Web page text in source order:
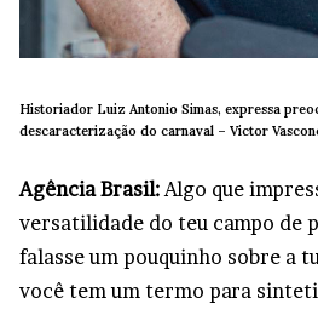
Historiador Luiz Antonio Simas, expressa
descaracterização do carnaval – Victor
Agência Brasil: Algo que
versatilidade do teu campo de
falasse um pouquinho sobre a
você tem um termo para